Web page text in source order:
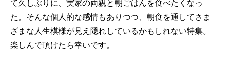
て久しぶりに、実家の両親と朝ごはんを食べたくなっ
た。そんな個人的な感情もありつつ、朝食を通してさま
ざまな人生模様が見え隠れしているかもしれない特集。
楽しんで頂けたら幸いです。